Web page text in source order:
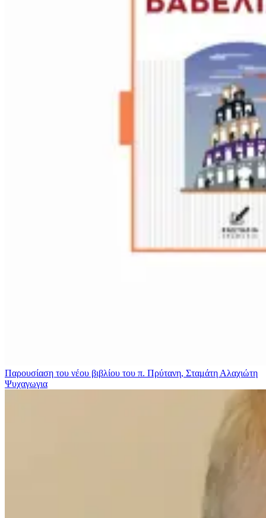
Παρουσίαση του νέου βιβλίου του π. Πρύτανη, Σταμάτη Αλαχιώτη
Ψυχαγωγια